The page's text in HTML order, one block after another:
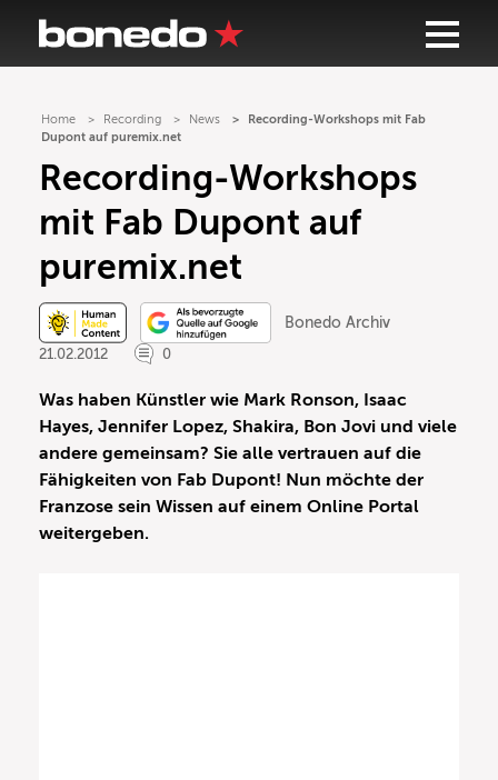
Home Recording News
Recording-Workshops mit Fab
Dupont auf puremix.net
Recording-Workshops
mit Fab Dupont auf
puremix.net
Bonedo Archiv
21.02.2012
0
Was haben Künstler wie Mark Ronson, Isaac
Hayes, Jennifer Lopez, Shakira, Bon Jovi und viele
andere gemeinsam? Sie alle vertrauen auf die
Fähigkeiten von Fab Dupont! Nun möchte der
Franzose sein Wissen auf einem Online Portal
weitergeben.